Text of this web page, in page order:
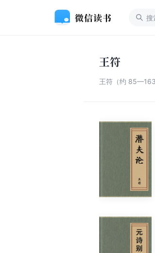
王符
王符（约 85—163